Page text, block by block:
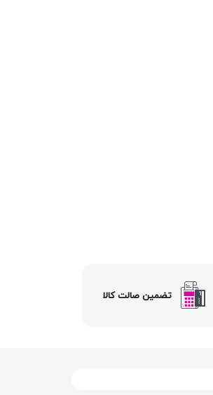
تضمین صالت کالا